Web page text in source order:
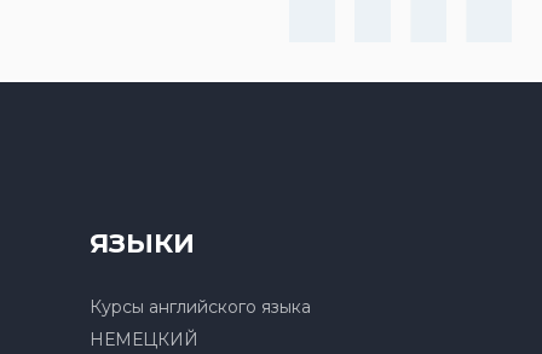
ЯЗЫКИ
Курсы английского языка
НЕМЕЦКИЙ